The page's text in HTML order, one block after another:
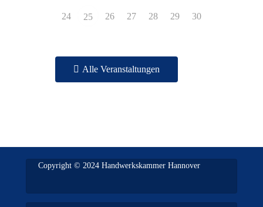
24 25 26 27 28 29 30
Alle Veranstaltungen
Copyright © 2024 Handwerkskammer Hannover